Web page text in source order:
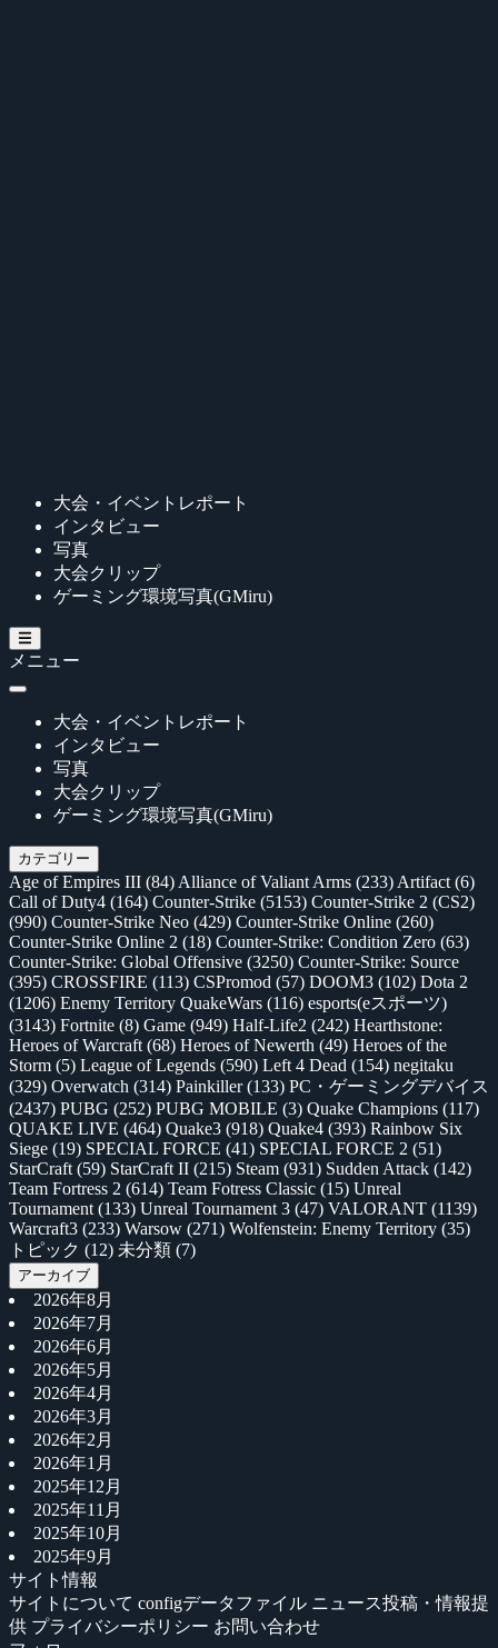
大会・イベントレポート
インタビュー
写真
大会クリップ
ゲーミング環境写真(GMiru)
メニュー
大会・イベントレポート
インタビュー
写真
大会クリップ
ゲーミング環境写真(GMiru)
カテゴリー
Age of Empires III (84) Alliance of Valiant Arms (233) Artifact (6)
Call of Duty4 (164) Counter-Strike (5153) Counter-Strike 2 (CS2)
(990) Counter-Strike Neo (429) Counter-Strike Online (260)
Counter-Strike Online 2 (18) Counter-Strike: Condition Zero (63)
Counter-Strike: Global Offensive (3250) Counter-Strike: Source
(395) CROSSFIRE (113) CSPromod (57) DOOM3 (102) Dota 2
(1206) Enemy Territory QuakeWars (116) esports(eスポーツ)
(3143) Fortnite (8) Game (949) Half-Life2 (242) Hearthstone:
Heroes of Warcraft (68) Heroes of Newerth (49) Heroes of the
Storm (5) League of Legends (590) Left 4 Dead (154) negitaku
(329) Overwatch (314) Painkiller(133) PC・ゲーミングデバイス
(2437) PUBG (252) PUBG MOBILE (3) Quake Champions (117)
QUAKE LIVE (464) Quake3 (918) Quake4 (393) Rainbow Six
Siege (19) SPECIAL FORCE (41) SPECIAL FORCE 2 (51)
StarCraft (59) StarCraft II (215) Steam (931) Sudden Attack (142)
Team Fortress 2 (614) Team Fotress Classic (15) Unreal
Tournament (133) Unreal Tournament 3 (47) VALORANT (1139)
Warcraft3 (233) Warsow (271) Wolfenstein: Enemy Territory (35)
トピック (12) 未分類 (7)
アーカイブ
2026年8月
2026年7月
2026年6月
2026年5月
2026年4月
2026年3月
2026年2月
2026年1月
2025年12月
2025年11月
2025年10月
2025年9月
サイト情報
サイトについて configデータファイル ニュース投稿・情報提
供 プライバシーポリシー お問い合わせ